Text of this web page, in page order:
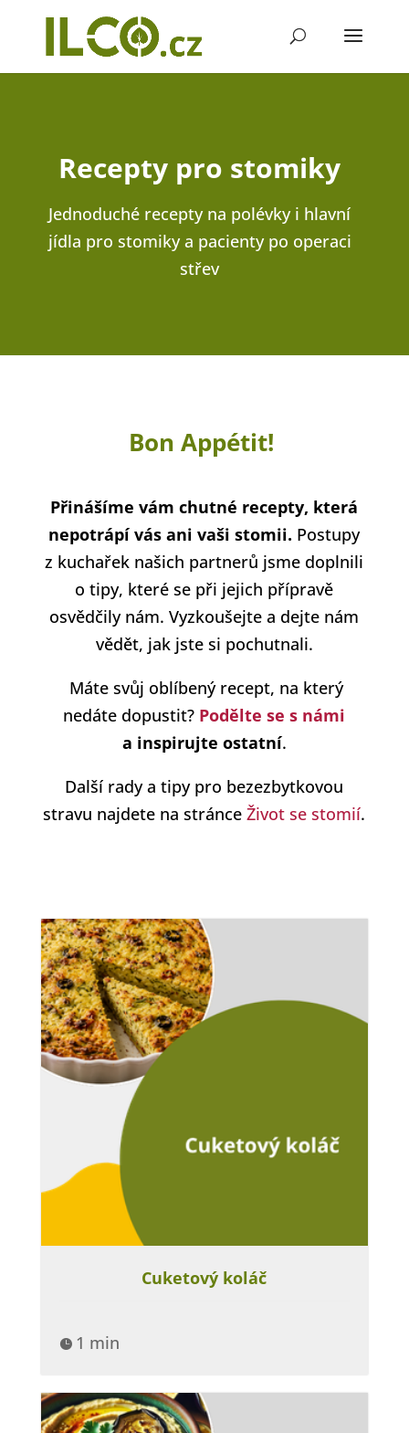
Recepty pro stomiky
Jednoduché recepty na polévky i hlavní
jídla pro stomiky a pacienty po operaci
střev
Bon Appétit!
Přinášíme vám chutné recepty, která
nepotrápí vás ani vaši stomii. Postupy
z kuchařek našich partnerů jsme doplnili
o tipy, které se při jejich přípravě
osvědčily nám. Vyzkoušejte a dejte nám
vědět, jak jste si pochutnali.
Máte svůj oblíbený recept, na který
nedáte dopustit? Podělte se s námi
a inspirujte ostatní.
Další rady a tipy pro bezezbytkovou
stravu najdete na stránceŽivot se stomií.
Cuketový koláč
 1 min